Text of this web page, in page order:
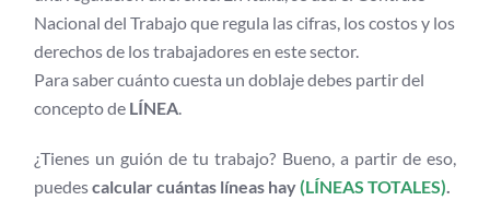
Nacional del Trabajo que regula las cifras, los costos y los
derechos de los trabajadores en este sector.
Para saber cuánto cuesta un doblaje debes partir del
concepto de LÍNEA
¿Tienes un guión de tu trabajo? Bueno, a partir de eso,
puedescalcular cuántas líneas hay(LÍNEAS TOTALES)